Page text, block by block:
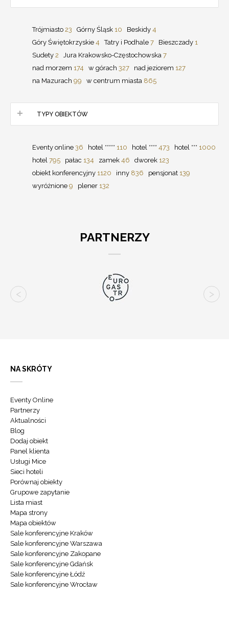
Trójmiasto 23 Górny Śląsk 10 Beskidy 4
Góry Świętokrzyskie 4 Tatry i Podhale 7 Bieszczady 1
Sudety 2 Jura Krakowsko-Częstochowska 7
nad morzem 174 w górach 327 nad jeziorem 127
na Mazurach 99 w centrum miasta 865
TYPY OBIEKTÓW
Eventy online 36 hotel ***** 110 hotel **** 473 hotel *** 1000
hotel 795 pałac 134 zamek 46 dworek 123
obiekt konferencyjny 1120 inny 836 pensjonat 139
wyróżnione 9 plener 132
PARTNERZY
NA SKRÓTY
Eventy Online
Partnerzy
Aktualności
Blog
Dodaj obiekt
Panel klienta
Usługi Mice
Sieci hoteli
Porównaj obiekty
Grupowe zapytanie
Lista miast
Mapa strony
Mapa obiektów
Sale konferencyjne Kraków
Sale konferencyjne Warszawa
Sale konferencyjne Zakopane
Sale konferencyjne Gdańsk
Sale konferencyjne Łódź
Sale konferencyjne Wrocław